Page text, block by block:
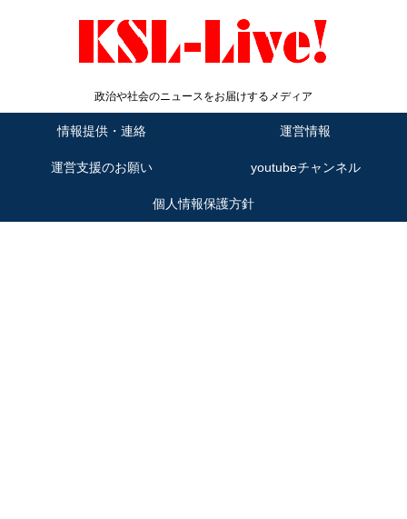
政治や社会のニュースをお届けするメディア
情報提供・連絡 運営情報
運営支援のお願い youtubeチャンネル
個人情報保護方針